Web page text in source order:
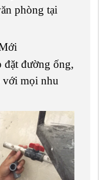
phòng tại
đặt đường ống,
với mọi nhu